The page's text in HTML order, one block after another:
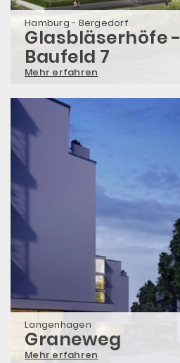
Hamburg - Bergedorf
Glasbläserhöfe -
Baufeld 7
Mehr erfahren
Langenhagen
Graneweg
Mehr erfahren